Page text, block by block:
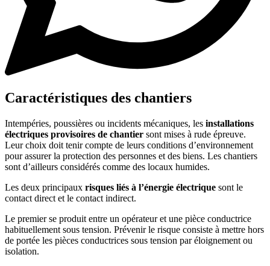
Caractéristiques des chantiers
Intempéries, poussières ou incidents mécaniques, les installations
électriques provisoires de chantier sont mises à rude épreuve.
Leur choix doit tenir compte de leurs conditions d’environnement
pour assurer la protection des personnes et des biens. Les chantiers
sont d’ailleurs considérés comme des locaux humides.
Les deux principaux risques liés à l’énergie électrique sont le
contact direct et le contact indirect.
Le premier se produit entre un opérateur et une pièce conductrice
habituellement sous tension. Prévenir le risque consiste à mettre hors
de portée les pièces conductrices sous tension par éloignement ou
isolation.